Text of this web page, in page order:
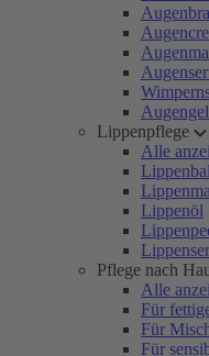
Augengel
Lippenpflege
Alle
Lippenöl
Pflege nach
Alle
Für
Für
Für